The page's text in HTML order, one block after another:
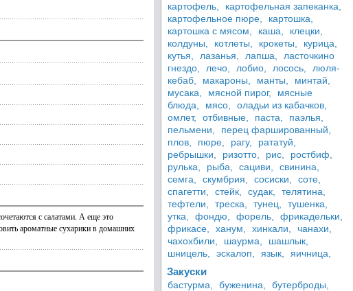
с салатами. А еще это
ароматные сухарики в домашних
картофель,
картофельная запеканка,
картофельное пюре,
картошка,
картошка с мясом,
каша,
клецки,
колдуны,
котлеты, крокеты,
курица,
кутья,
лазанья, лапша,
ласточкино
гнездо,
лечо, лобио, лосось,
люля-
кебаб,
макароны, манты,
минтай,
мусака,
мясной пирог,
мясные
блюда,
мясо,
оладьи из кабачков,
омлет,
отбивные, паста,
паэлья,
пельмени,
перец фаршированный,
плов,
пюре, рагу,
рататуй,
ребрышки,
ризотто, рис,
ростбиф,
рулька,
рыба, сациви,
свинина,
семга,
скумбрия, сосиски,
соте,
спагетти,
стейк, судак,
телятина,
тефтели,
треска, тунец,
тушенка,
утка,
фондю, форель,
фрикадельки,
фрикасе,
ханум, хинкали,
чанахи,
чахохбили,
шаурма,
шашлык,
шницель,
эскалоп, язык, яичница,
Закуски
бастурма, буженина,
бутерброды,